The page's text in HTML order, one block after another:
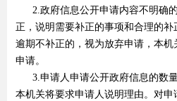
2.政府信息公开申请内容不明确
正，说明需要补正的事项和合理的
逾期不补正的，视为放弃申请，本
申请。
3.申请人申请公开政府信息的数量
本机关将要求申请人说明理由。对